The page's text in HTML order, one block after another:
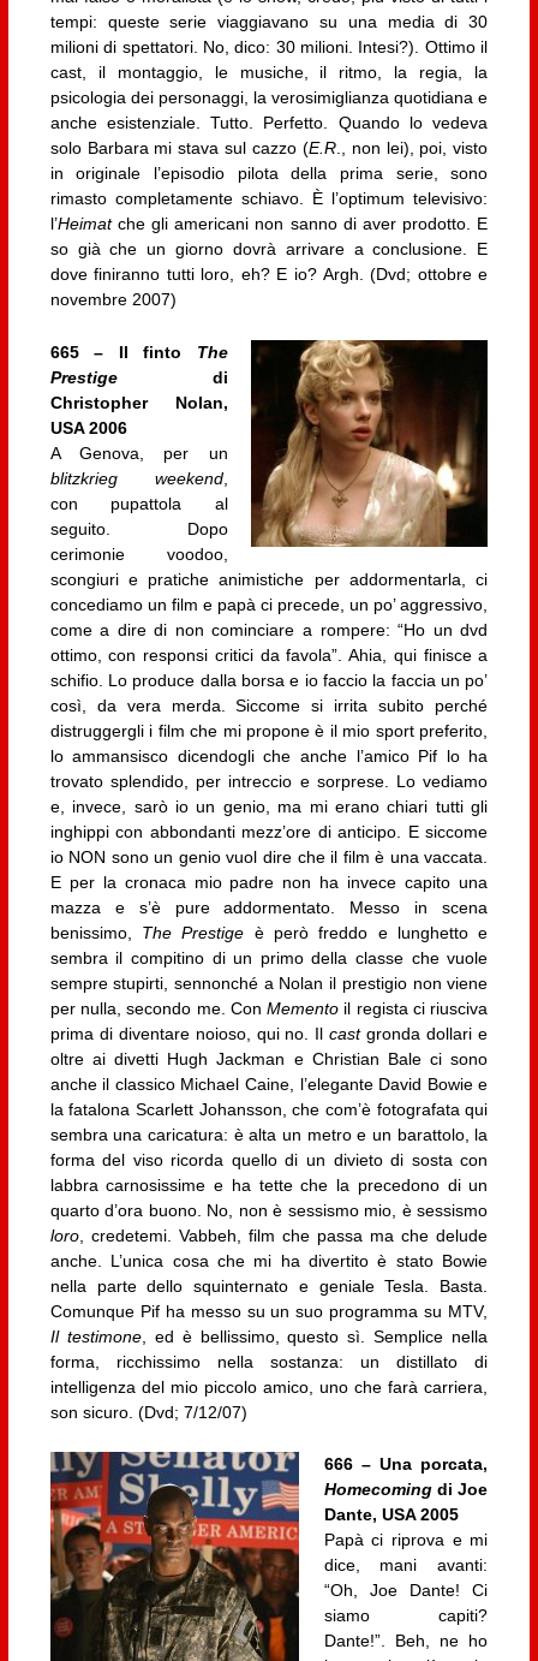
tempi: queste serie viaggiavano su una media di 30
milioni di spettatori. No, dico: 30 milioni. Intesi?). Ottimo il
cast, il montaggio, le musiche, il ritmo, la regia, la
psicologia dei personaggi, la verosimiglianza quotidiana e
anche esistenziale. Tutto. Perfetto. Quando lo vedeva
solo Barbara mi stava sul cazzo (E.R., non lei), poi, visto
in originale l’episodio pilota della prima serie, sono
rimasto completamente schiavo. È l’optimum televisivo:
l’Heimatche gli americani non sanno di aver prodotto. E
so già che un giorno dovrà arrivare a conclusione. E
dove finiranno tutti loro, eh? E io? Argh. (Dvd; ottobre e
novembre 2007)
665 – Il finto The
Prestigedi
Christopher Nolan,
USA 2006
A Genova, per un
blitzkrieg weekend,
con pupattola al
seguito. Dopo
cerimonie voodoo,
scongiuri e pratiche animistiche per addormentarla, ci
concediamo un film e papà ci precede, un po’ aggressivo,
come a dire di non cominciare a rompere: “Ho un dvd
ottimo, con responsi critici da favola”. Ahia, qui finisce a
schifio. Lo produce dalla borsa e io faccio la faccia un po’
così, da vera merda. Siccome si irrita subito perché
distruggergli i film che mi propone è il mio sport preferito,
lo ammansisco dicendogli che anche l’amico Pif lo ha
trovato splendido, per intreccio e sorprese. Lo vediamo
e, invece, sarò io un genio, ma mi erano chiari tutti gli
inghippi con abbondanti mezz’ore di anticipo. E siccome
io NON sono un genio vuol dire che il film è una vaccata.
E per la cronaca mio padre non ha invece capito una
mazza e s’è pure addormentato. Messo in scena
benissimo, The Prestige è però freddo e lunghetto e
sembra il compitino di un primo della classe che vuole
sempre stupirti, sennonché a Nolan il prestigio non viene
per nulla, secondo me. ConMemento il regista ci riusciva
prima di diventare noioso, qui no. Ilcastgronda dollari e
oltre ai divetti Hugh Jackman e Christian Bale ci sono
anche il classico Michael Caine, l’elegante David Bowie e
la fatalona Scarlett Johansson, che com’è fotografata qui
sembra una caricatura: è alta un metro e un barattolo, la
forma del viso ricorda quello di un divieto di sosta con
labbra carnosissime e ha tette che la precedono di un
quarto d’ora buono. No, non è sessismo mio, è sessismo
loro, credetemi. Vabbeh, film che passa ma che delude
anche. L’unica cosa che mi ha divertito è stato Bowie
nella parte dello squinternato e geniale Tesla. Basta.
Comunque Pif ha messo su un suo programma su MTV,
Il testimone, ed è bellissimo, questo sì. Semplice nella
forma, ricchissimo nella sostanza: un distillato di
intelligenza del mio piccolo amico, uno che farà carriera,
son sicuro. (Dvd; 7/12/07)
666 – Una porcata,
Homecoming di Joe
Dante, USA 2005
Papà ci riprova e mi
dice, mani avanti:
“Oh, Joe Dante! Ci
siamo capiti?
Dante!”. Beh, ne ho